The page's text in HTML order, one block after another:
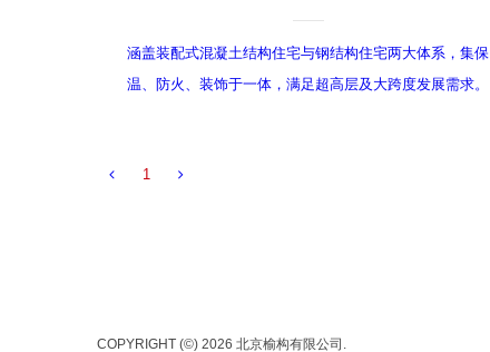
涵盖装配式混凝土结构住宅与钢结构住宅两大体系，集保
温、防火、装饰于一体，满足超高层及大跨度发展需求。
详情
1
COPYRIGHT (©) 2026 北京榆构有限公司.